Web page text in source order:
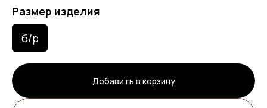
Размер изделия
б/р
Добавить в корзину